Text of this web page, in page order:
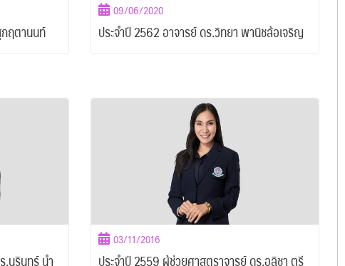
ฤตานนท์
09/06/2020
ประจำปี 2562 อาจารย์ ดร.วิทยา พานิชล้อเจริญ
.นรินทร์ นำ
03/11/2016
ประจำปี 2559 ผู้ช่วยศาสตราจารย์ ดร.อลิชา ตรี